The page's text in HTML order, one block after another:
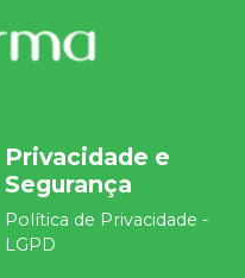
Privacidade e
Segurança
Política de Privacidade -
LGPD